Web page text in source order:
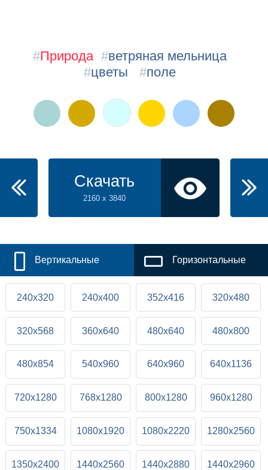
#Природа #ветряная мельница
#цветы #поле
Скачать
2160 x 3840
Вертикальные Горизонтальные
240x320 240x400 352x416 320x480
320x568 360x640 480x640 480x800
480x854 540x960 640x960 640x1136
720x1280 768x1280 800x1280 960x1280
750x1334 1080x1920 1080x2220 1280x2560
1350x2400 1440x2560 1440x2880 1440x2960